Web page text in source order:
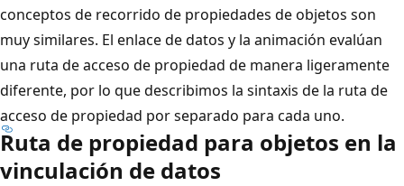
conceptos de recorrido de propiedades de objetos son
muy similares. El enlace de datos y la animación evalúan
una ruta de acceso de propiedad de manera ligeramente
diferente, por lo que describimos la sintaxis de la ruta de
acceso de propiedad por separado para cada uno.
Ruta de propiedad para objetos en la
vinculación de datos